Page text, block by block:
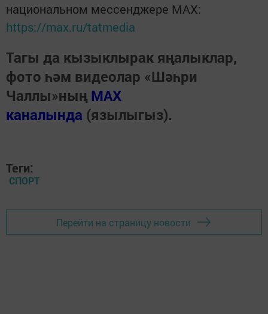
национальном мессенджере MАХ:
https://max.ru/tatmedia
Тагы да кызыклырак яңалыклар,
фото һәм видеолар «Шәһри
Чаллы»ның MAX
каналында (язылыгыз).
Теги:
СПОРТ
Перейти на страницу новости